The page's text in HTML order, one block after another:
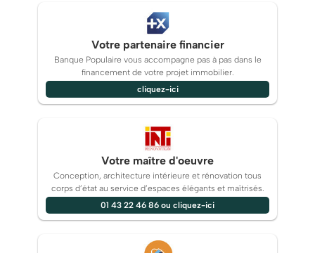
Votre partenaire financier
Banque Populaire vous accompagne pas à pas dans le
financement de votre projet immobilier.
cliquez-ici
Votre maître d'oeuvre
Conception, architecture intérieure et rénovation tous
corps d’état au service d’espaces élégants et maîtrisés.
01 43 22 46 86 ou cliquez-ici